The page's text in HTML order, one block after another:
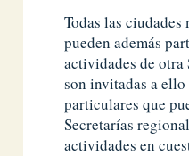
Todas las
pueden además
actividades de
son invitadas a
particulares que
Secretarías
actividades en